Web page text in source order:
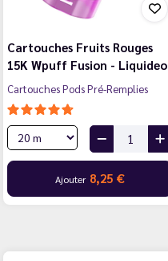
Cartouches Fruits Rouges
15K Wpuff Fusion - Liquideo
Cartouches Pods Pré-Remplies
Ajouter 8,25 €